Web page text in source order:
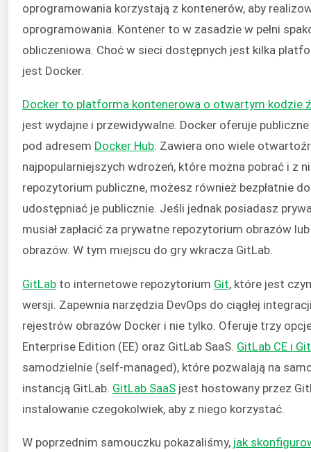
oprogramowania korzystają z kontenerów, aby
oprogramowania. Kontener to w zasadzie w pełni
obliczeniowa. Choć w sieci dostępnych jest kilka
jest Docker.
Docker to platforma kontenerowa o otwartym kodzie
jest wydajne i przewidywalne. Docker oferuje
pod adresem Docker Hub. Zawiera ono wiele
najpopularniejszych wdrożeń, które można pobrać i z
repozytorium publiczne, możesz również bezpłatnie
udostępniać je publicznie. Jeśli jednak posiadasz
musiał zapłacić za prywatne repozytorium obrazów
obrazów. W tym miejscu do gry wkracza GitLab.
GitLab to internetowe repozytorium Git, które jest
wersji. Zapewnia narzędzia DevOps do ciągłej
rejestrów obrazów Docker i nie tylko. Oferuje trzy
Enterprise Edition (EE) oraz GitLab SaaS. GitLab CE i
samodzielnie (self-managed), które pozwalają na
instancją GitLab. GitLab SaaS jest hostowany przez
instalowanie czegokolwiek, aby z niego korzystać.
W poprzednim samouczku pokazaliśmy, jak